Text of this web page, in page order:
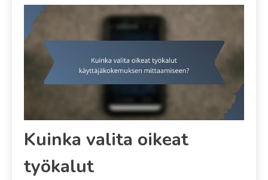
Kuinka valita oikeat
työkalut